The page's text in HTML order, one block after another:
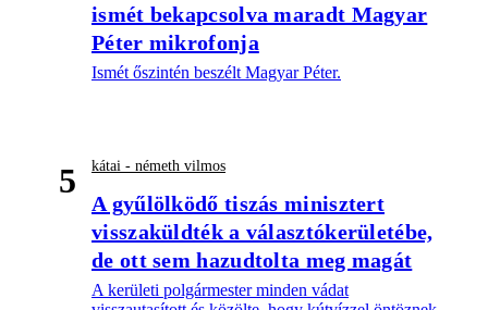
ismét bekapcsolva maradt Magyar
Péter mikrofonja
Ismét őszintén beszélt Magyar Péter.
5 kátai - németh vilmos
A gyűlölködő tiszás minisztert
visszaküldték a választókerületébe,
de ott sem hazudtolta meg magát
A kerületi polgármester minden vádat